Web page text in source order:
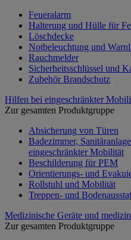
Feueralarm
Halterung und Hülle für
Löschdecke
Notbeleuchtung und
Rauchmelder
Sicherheitsschlüssel und
Zubehör Brandschutz
Hilfen bei eingeschränkter
Zur gesamten Produktgruppe
Absicherung von Türen
Badezimmer,
eingeschränkter Mobilität
Beschilderung für PEM
Orientierungs- und
Rollstuhl und Mobilität
Treppen- und
Medizinische Geräte und
Zur gesamten Produktgruppe